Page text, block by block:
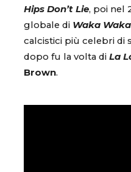
Hips Don’t Lie, poi nel
globale di Waka Waka
calcistici più celebri di
dopo fu la volta di La
Brown.